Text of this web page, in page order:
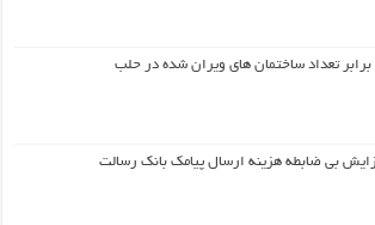
برابر تعداد ساختمان های ویران شده در حلب
بی ضابطه هزینه ارسال پیامک بانک رسالت